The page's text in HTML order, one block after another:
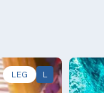
LEG L